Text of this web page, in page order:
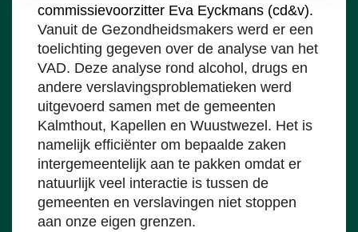
commissievoorzitter Eva Eyckmans (cd&v).
Vanuit de Gezondheidsmakers werd er een
toelichting gegeven over de analyse van het
VAD. Deze analyse rond alcohol, drugs en
andere verslavingsproblematieken werd
uitgevoerd samen met de gemeenten
Kalmthout, Kapellen en Wuustwezel. Het is
namelijk efficiënter om bepaalde zaken
intergemeentelijk aan te pakken omdat er
natuurlijk veel interactie is tussen de
gemeenten en verslavingen niet stoppen
aan onze eigen grenzen.